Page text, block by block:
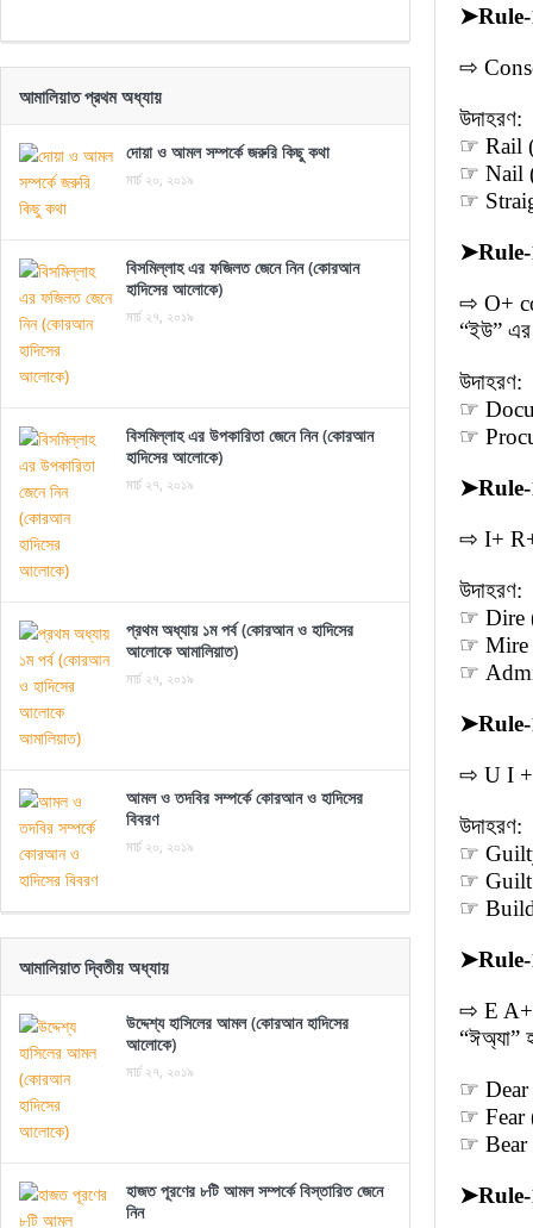
➤
⇨
উদাহরণ:
☞ Rail
☞ Nail
☞
➤
⇨ O+
“ইউ”
উদাহরণ:
☞
☞
➤
⇨ I+ R+
উদাহরণ:
☞ Dire
☞ Mire
☞
➤
⇨ U I +
উদাহরণ:
☞ Guilty
☞ Guilt
☞ Build
➤
⇨ E A+
“ঈঅ্যা”
☞ Dear
☞ Fear
☞ Bear
➤
আমালিয়াত প্রথম অধ্যায়
দোয়া ও আমল সম্পর্কে জরুরি কিছু কথা
মার্চ ২০, ২০১৯
বিসমিল্লাহ এর ফজিলত জেনে নিন (কোরআন
হাদিসের আলোকে)
মার্চ ২৭, ২০১৯
বিসমিল্লাহ এর উপকারিতা জেনে নিন (কোরআন
হাদিসের আলোকে)
মার্চ ২৭, ২০১৯
প্রথম অধ্যায় ১ম পর্ব (কোরআন ও হাদিসের
আলোকে আমালিয়াত)
মার্চ ২৭, ২০১৯
আমল ও তদবির সম্পর্কে কোরআন ও হাদিসের
বিবরণ
মার্চ ২০, ২০১৯
আমালিয়াত দ্বিতীয় অধ্যায়
উদ্দেশ্য হাসিলের আমল (কোরআন হাদিসের
আলোকে)
মার্চ ২৭, ২০১৯
হাজত পূরণের ৮টি আমল সম্পর্কে বিস্তারিত জেনে
নিন